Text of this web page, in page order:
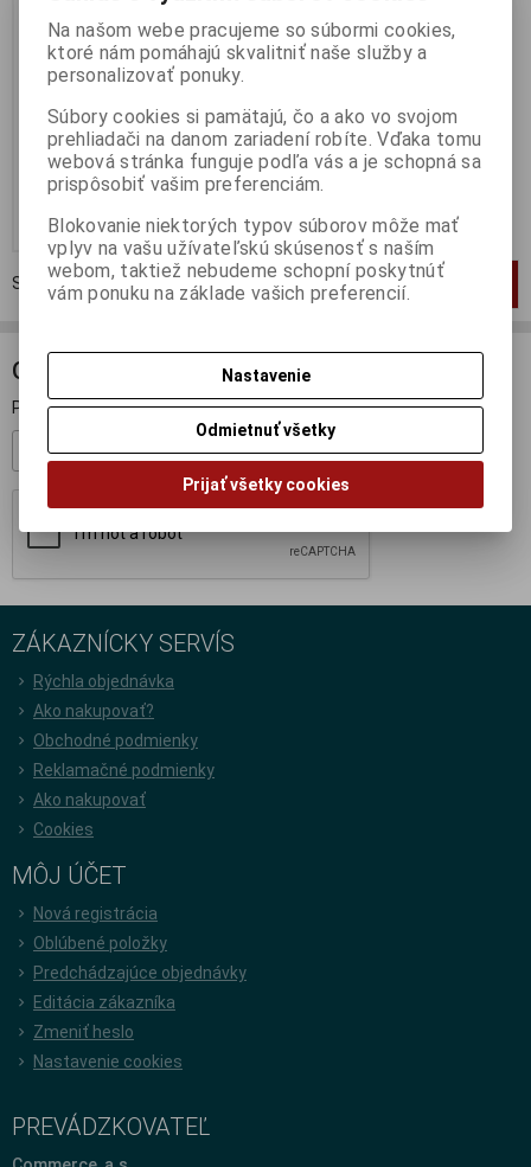
1:43 LONDON TAXI TX2 2002
BLACK - SPARK - S0279
Katalógové číslo:SP-S0279
Skladom:0 ks
55,95 EUR69,95 EUR
Pridať do košíka
Strana1z1Celkom1 záznamov
ODBER NOVINIEK
Prihláste sa k odberu noviniek
Registrovať
ZÁKAZNÍCKY SERVÍS
Rýchla objednávka
Ako nakupovať?
Obchodné podmienky
Reklamačné podmienky
Ako nakupovať
Cookies
MÔJ ÚČET
Nová registrácia
Oblúbené položky
Predchádzajúce objednávky
Editácia zákazníka
Zmeniť heslo
Nastavenie cookies
PREVÁDZKOVATEĽ
Na našom webe pracujeme so súbormi cookies,
ktoré nám pomáhajú skvalitniť naše služby a
personalizovať ponuky.
Súbory cookies si pamätajú, čo a ako vo svojom
prehliadači na danom zariadení robíte. Vďaka tomu
webová stránka funguje podľa vás a je schopná sa
prispôsobiť vašim preferenciám.
Blokovanie niektorých typov súborov môže mať
vplyv na vašu užívateľskú skúsenosť s naším
webom, taktiež nebudeme schopní poskytnúť
vám ponuku na základe vašich preferencií.
Nastavenie
Odmietnuť všetky
Prijať všetky cookies